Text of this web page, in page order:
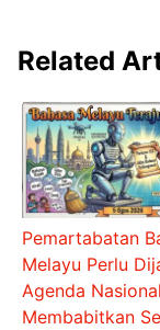
Related
Pemartabatan
Melayu Perlu
Agenda Nasional
Membabitkan